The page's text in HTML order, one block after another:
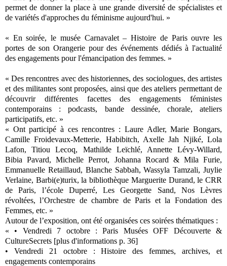
permet de donner la place à une grande diversité de spécialistes et
de variétés d'approches du féminisme aujourd'hui. »
« En soirée, le musée Carnavalet – Histoire de Paris ouvre les
portes de son Orangerie pour des événements dédiés à l'actualité
des engagements pour l'émancipation des femmes. »
« Des rencontres avec des historiennes, des sociologues, des artistes
et des militantes sont proposées, ainsi que des ateliers permettant de
découvrir différentes facettes des engagements féministes
contemporains : podcasts, bande dessinée, chorale, ateliers
participatifs, etc. »
« Ont participé à ces rencontres : Laure Adler, Marie Bongars,
Camille Froidevaux-Metterie, Habibitch, Axelle Jah Njiké, Lola
Lafon, Titiou Lecoq, Mathilde Leïchlé, Annette Lévy-Willard,
Bibia Pavard, Michelle Perrot, Johanna Rocard & Mila Furie,
Emmanuelle Retaillaud, Blanche Sabbah, Wassyla Tamzali, Juylie
Verlaine, Barbi(e)turix, la bibliothèque Marguerite Durand, le CRR
de Paris, l’école Duperré, Les Georgette Sand, Nos Lèvres
révoltées, l’Orchestre de chambre de Paris et la Fondation des
Femmes, etc. »
Autour de l’exposition, ont été organisées ces soirées thématiques :
« • Vendredi 7 octobre : Paris Musées OFF Découverte &
CultureSecrets [plus d'informations p. 36]
• Vendredi 21 octobre : Histoire des femmes, archives, et
engagements contemporains